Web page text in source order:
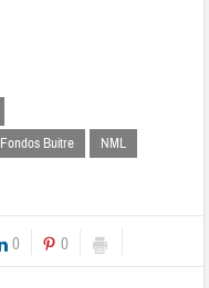
Fondos Buitre
NML
0 0